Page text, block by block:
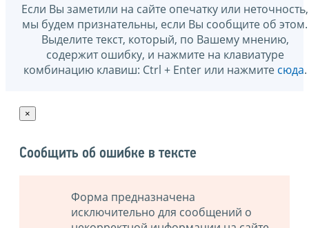
Если Вы заметили на сайте опечатку или неточность,
мы будем признательны, если Вы сообщите об этом.
Выделите текст, который, по Вашему мнению,
содержит ошибку, и нажмите на клавиатуре
комбинацию клавиш: Ctrl + Enter или нажмите сюда.
×
Сообщить об ошибке в тексте
Форма предназначена
исключительно для сообщений о